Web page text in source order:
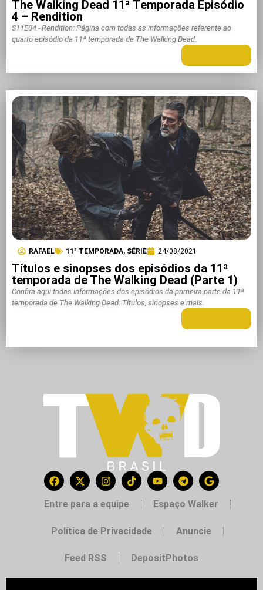
The Walking Dead 11ª Temporada Episódio
4 – Rendition
S11E04 - Rendition: Página com todas as informações referente ao
quarto episódio da 11ª temporada de The Walking Dead.
RAFAEL 11ª TEMPORADA, SÉRIE 24/08/2021
Títulos e sinopses dos episódios da 11ª
temporada de The Walking Dead (Parte 1)
Confira aqui todas informações dos episódios da primeira parte da 11ª
temporada de The Walking Dead: Títulos, sinopses e mais.
Entre para a equipe Espaço Walker
Política de Privacidade Anuncie
Feed RSS DepositPhotos